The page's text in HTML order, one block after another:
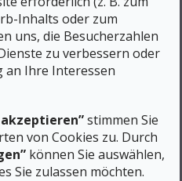
Inhalts oder zum
uns, die Besucherzahlen
zu verbessern oder
an Ihre Interessen
stimmen Sie
von Cookies zu. Durch
können Sie auswählen,
Sie zulassen möchten.
die Fußmuskulatur
Schuhe mit den
die Sie bei der Aktivität
nachmittags, wenn der
ist.
für Herren und ihre
durchschnittlichen
Erweiterung
eine natürliche